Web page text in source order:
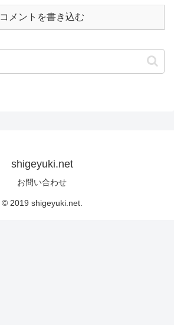
コメントを書き込む
shigeyuki.net
お問い合わせ
© 2019 shigeyuki.net.